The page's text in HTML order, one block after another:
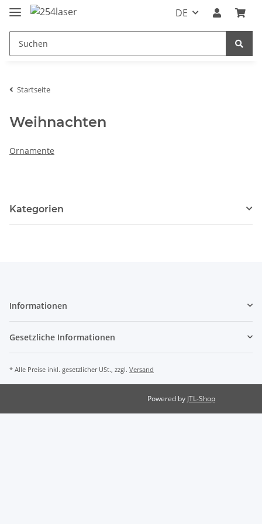
DE
Startseite
Weihnachten
Ornamente
Kategorien
Informationen
Gesetzliche Informationen
* Alle Preise inkl. gesetzlicher USt., zzgl. Versand
Powered by JTL-Shop